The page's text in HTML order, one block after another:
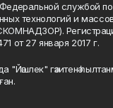
службой
технологий и
от 27 января 2017 г.
"Йәшлек" гәзитенә